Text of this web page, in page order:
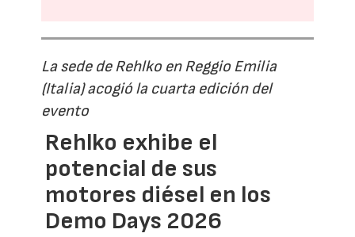
La sede de Rehlko en Reggio Emilia
(Italia) acogió la cuarta edición del
evento
Rehlko exhibe el
potencial de sus
motores diésel en los
Demo Days 2026